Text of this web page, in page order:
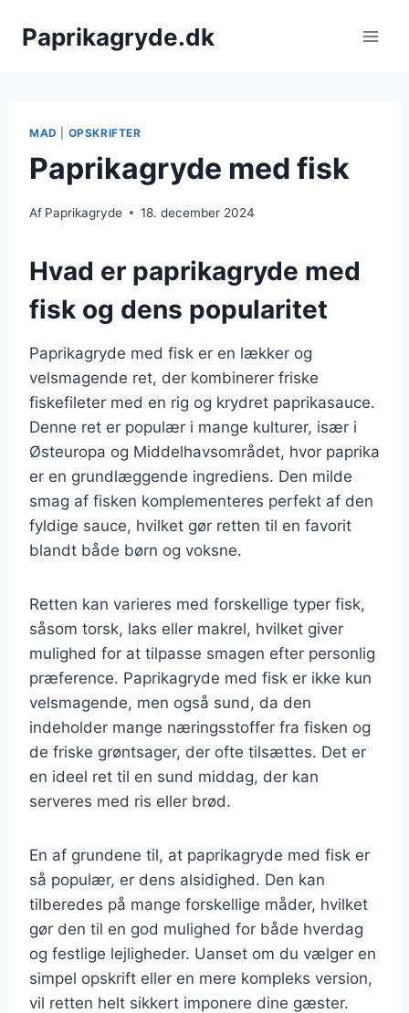
Paprikagryde.dk
MAD OPSKRIFTER
Paprikagryde med fisk
Af Paprikagryde 18. december 2024
Hvad er paprikagryde med
fisk og dens popularitet
Paprikagryde med fisk er en lækker og
velsmagende ret, der kombinerer friske
fiskefileter med en rig og krydret paprikasauce.
Denne ret er populær i mange kulturer, især i
Østeuropa og Middelhavsområdet, hvor paprika
er en grundlæggende ingrediens. Den milde
smag af fisken komplementeres perfekt af den
fyldige sauce, hvilket gør retten til en favorit
blandt både børn og voksne.
Retten kan varieres med forskellige typer fisk,
såsom torsk, laks eller makrel, hvilket giver
mulighed for at tilpasse smagen efter personlig
præference. Paprikagryde med fisk er ikke kun
velsmagende, men også sund, da den
indeholder mange næringsstoffer fra fisken og
de friske grøntsager, der ofte tilsættes. Det er
en ideel ret til en sund middag, der kan
serveres med ris eller brød.
En af grundene til, at paprikagryde med fisk er
så populær, er dens alsidighed. Den kan
tilberedes på mange forskellige måder, hvilket
gør den til en god mulighed for både hverdag
og festlige lejligheder. Uanset om du vælger en
simpel opskrift eller en mere kompleks version,
vil retten helt sikkert imponere dine gæster.